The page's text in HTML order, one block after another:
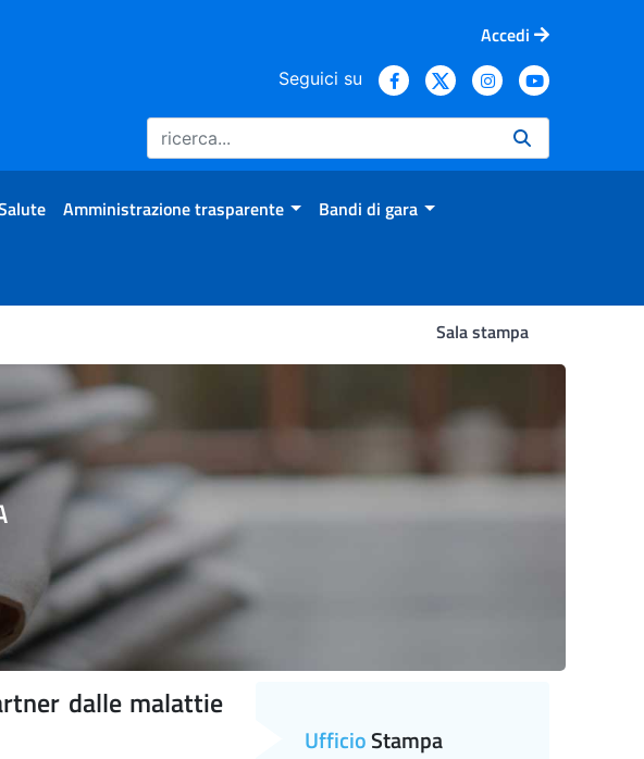
Accedi
Seguici su
Amministrazione trasparente Bandi di gara
Sala stampa
proteggere il partner dalle
dalle malattie
UfficioStampa